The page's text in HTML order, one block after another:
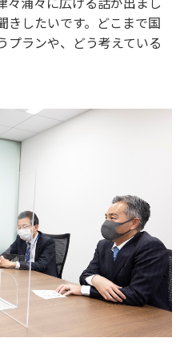
きしたいです。どこまで国
プランや、どう考えている